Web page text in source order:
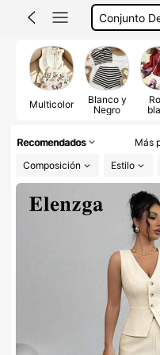
Conjuntos
Multicolor
Blanco y
Negro
Recomendados Más
Composición
Estilo